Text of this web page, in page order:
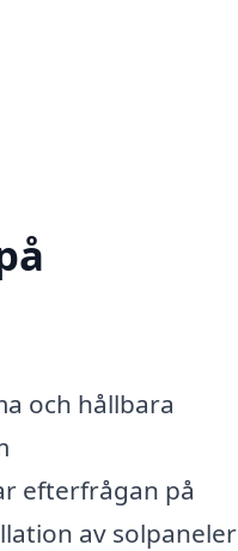
och hållbara
efterfrågan på
av solpaneler